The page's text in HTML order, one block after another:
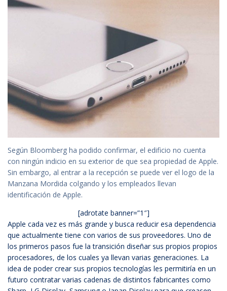
Según Bloomberg ha podido confirmar, el edificio no cuenta
con ningún indicio en su exterior de que sea propiedad de Apple.
Sin embargo, al entrar a la recepción se puede ver el logo de la
Manzana Mordida colgando y los empleados llevan
identificación de Apple.
[adrotate banner=”1″]
Apple cada vez es más grande y busca reducir esa dependencia
que actualmente tiene con varios de sus proveedores. Uno de
los primeros pasos fue la transición diseñar sus propios propios
procesadores, de los cuales ya llevan varias generaciones. La
idea de poder crear sus propios tecnologías les permitiría en un
futuro contratar varias cadenas de distintos fabricantes como